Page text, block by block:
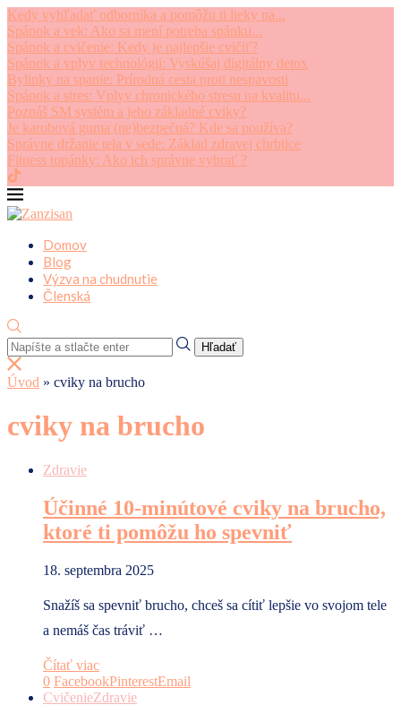
Kedy vyhľadať odborníka a pomôžu ti lieky na...
Spánok a vek: Ako sa mení potreba spánku...
Spánok a cvičenie: Kedy je najlepšie cvičiť?
Spánok a vplyv technológii: Vyskúšaj digitálny detox
Bylinky na spanie: Prírodná cesta proti nespavosti
Spánok a stres: Vplyv chronického stresu na kvalitu...
Poznáš SM systém a jeho základné cviky?
Je karobová guma (ne)bezpečná? Kde sa používa?
Správne držanie tela v sede: Základ zdravej chrbtice
Fitness topánky: Ako ich správne vybrať ?
Domov
Blog
Výzva na chudnutie
Členská
Hľadať
Úvod » cviky na brucho
cviky na brucho
Zdravie
Účinné 10-minútové cviky na brucho,
ktoré ti pomôžu ho spevniť
18. septembra 2025
Snažíš sa spevniť brucho, chceš sa cítiť lepšie vo svojom tele
a nemáš čas tráviť …
Čítať viac
0 FacebookPinterestEmail
CvičenieZdravie